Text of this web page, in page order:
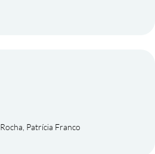
Rocha, Patrícia Franco